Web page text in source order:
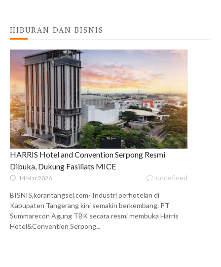
HIBURAN DAN BISNIS
HARRIS Hotel and Convention Serpong Resmi
Dibuka, Dukung Fasiliats MICE
14 Mar 2026 undefined
BISNIS,korantangsel.com- Industri perhotelan di
Kabupaten Tangerang kini semakin berkembang. PT
Summarecon Agung TBK secara resmi membuka Harris
Hotel&Convention Serpong...